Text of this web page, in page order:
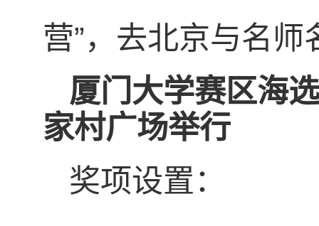
营”，去北京与名师
厦门大学赛区海
家村广场举行
奖项设置：